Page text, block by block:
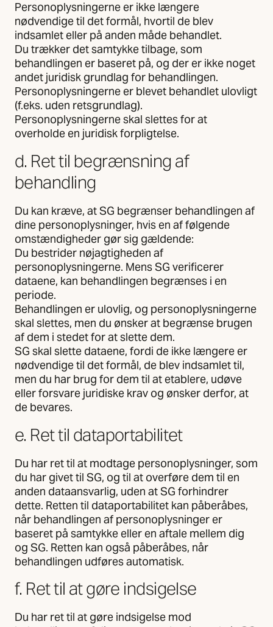
Personoplysningerne er ikke længere
nødvendige til det formål, hvortil de blev
indsamlet eller på anden måde behandlet.
Du trækker det samtykke tilbage, som
behandlingen er baseret på, og der er ikke noget
andet juridisk grundlag for behandlingen.
Personoplysningerne er blevet behandlet ulovligt
(f.eks. uden retsgrundlag).
Personoplysningerne skal slettes for at
overholde en juridisk forpligtelse.
d. Ret til begrænsning af
behandling
Du kan kræve, at SG begrænser behandlingen af
dine personoplysninger, hvis en af følgende
omstændigheder gør sig gældende:
Du bestrider nøjagtigheden af
personoplysningerne. Mens SG verificerer
dataene, kan behandlingen begrænses i en
periode.
Behandlingen er ulovlig, og personoplysningerne
skal slettes, men du ønsker at begrænse brugen
af dem i stedet for at slette dem.
SG skal slette dataene, fordi de ikke længere er
nødvendige til det formål, de blev indsamlet til,
men du har brug for dem til at etablere, udøve
eller forsvare juridiske krav og ønsker derfor, at
de bevares.
e. Ret til dataportabilitet
Du har ret til at modtage personoplysninger, som
du har givet til SG, og til at overføre dem til en
anden dataansvarlig, uden at SG forhindrer
dette. Retten til dataportabilitet kan påberåbes,
når behandlingen af personoplysninger er
baseret på samtykke eller en aftale mellem dig
og SG. Retten kan også påberåbes, når
behandlingen udføres automatisk.
f. Ret til at gøre indsigelse
Du har ret til at gøre indsigelse mod